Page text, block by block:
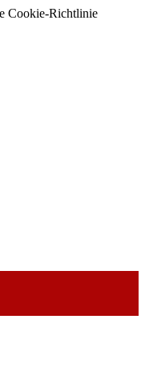
Cookie-Richtlinie